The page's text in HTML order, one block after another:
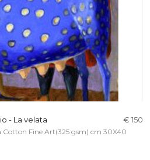
- La velata € 150
Cotton Fine Art(325 gsm) cm 30X40